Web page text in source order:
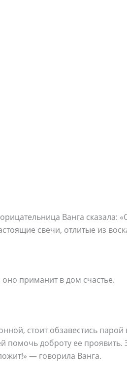
Ванга
свечи, отлитые из
приманит в дом счастье.
стоит обзавестись
помочь доброту ее проявить.
— говорила Ванга.